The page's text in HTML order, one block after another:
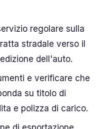
regolare sulla
stradale verso il
dell'auto.
e verificare che
su titolo di
e polizza di carico.